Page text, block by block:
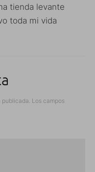
tienda levante
toda mi vida
publicada. Los campos